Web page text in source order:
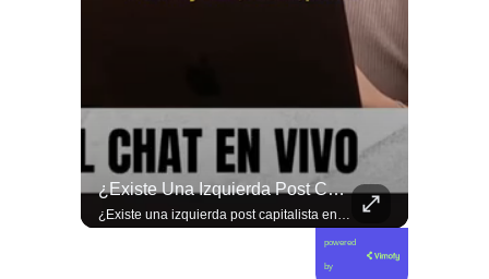
¿Existe Una Izquierda Post Capitalista En Chile?
¿Existe una izquierda post capitalista en Chile? 🤔 Esta semana tuvimos panelazo en Gobierno de Emergencia con @giordanociudadano @jpsanhuezatortella y @naticastilloabogada 🔥
powered
by